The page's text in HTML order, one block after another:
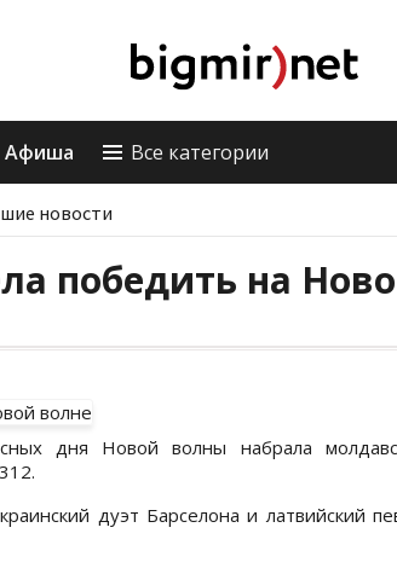
Афиша Все категории
новости
победить на
дня Новой волны набрала
дуэт Барселона и латвийский